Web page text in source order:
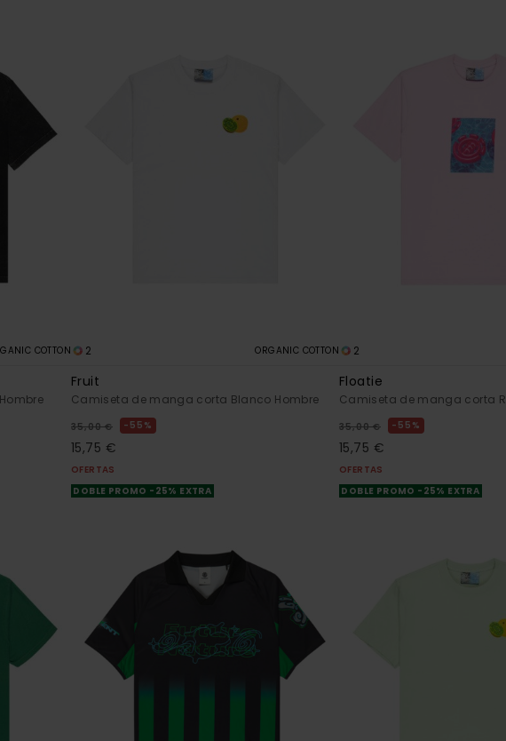
COTTON 2 ORGANIC COTTON
Fruit
Camiseta de manga corta Blanco Hombre
35,00 € 55%
15,75 €
OFERTAS
DOBLE PROMO -25% EXTRA
2
Floatie
Camiseta de manga corta
35,00 € 55%
15,75 €
OFERTAS
DOBLE PROMO -25% EXTRA